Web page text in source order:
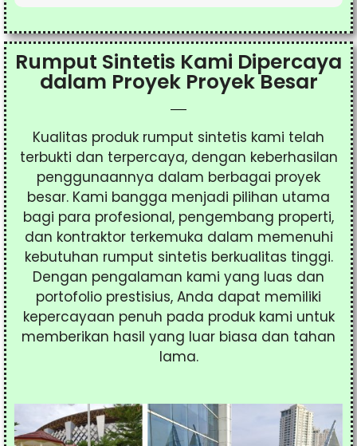
Rumput Sintetis Kami Dipercaya
dalam Proyek Proyek Besar
Kualitas produk rumput sintetis kami telah
terbukti dan terpercaya, dengan keberhasilan
penggunaannya dalam berbagai proyek
besar. Kami bangga menjadi pilihan utama
bagi para profesional, pengembang properti,
dan kontraktor terkemuka dalam memenuhi
kebutuhan rumput sintetis berkualitas tinggi.
Dengan pengalaman kami yang luas dan
portofolio prestisius, Anda dapat memiliki
kepercayaan penuh pada produk kami untuk
memberikan hasil yang luar biasa dan tahan
lama.